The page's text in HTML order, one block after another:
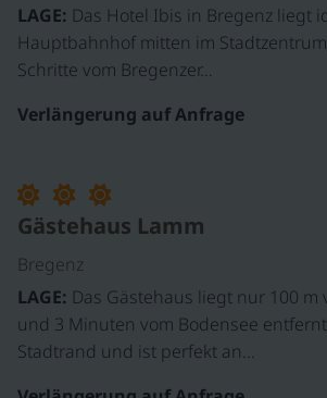
LAGE: Das Hotel Ibis in Bregenz liegt
Hauptbahnhof mitten im
Schritte vom Bregenzer…
Verlängerung auf Anfrage
Gästehaus Lamm
Bregenz
LAGE: Das Gästehaus liegt nur 100 m
und 3 Minuten vom Bodensee
Stadtrand und ist perfekt an…